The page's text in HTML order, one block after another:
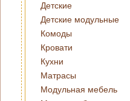
Детские
Детские модульные
Комоды
Кровати
Кухни
Матрасы
Модульная мебель